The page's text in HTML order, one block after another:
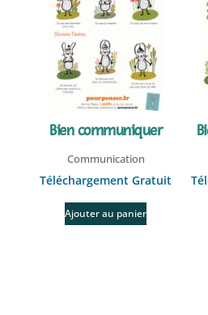
Bien communiquer
Communication
Téléchargement Gratuit
Ajouter au panier